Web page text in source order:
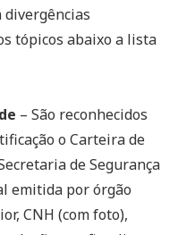
divergências
tópicos abaixo a lista
– São reconhecidos
o Carteira de
de Segurança
emitida por órgão
CNH (com foto),